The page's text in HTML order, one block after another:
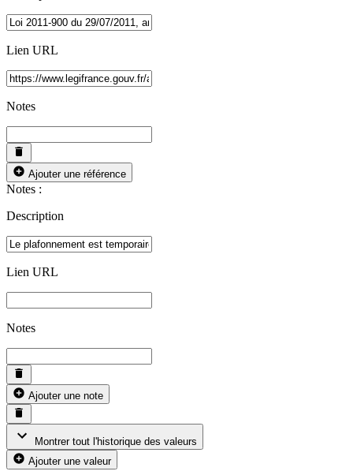
Lien URL
Notes
Ajouter une référence
Notes :
Description
Lien URL
Notes
Ajouter une note
Montrer tout l'historique des valeurs
Ajouter une valeur